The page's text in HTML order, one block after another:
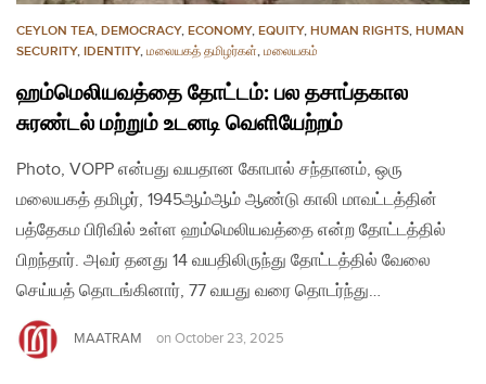
CEYLON TEA, DEMOCRACY, ECONOMY, EQUITY, HUMAN RIGHTS, HUMAN
SECURITY, IDENTITY, மலையகத் தமிழர்கள், மலையகம்
ஹம்மெலியவத்தை தோட்டம்: பல தசாப்தகால
சுரண்டல் மற்றும் உடனடி வெளியேற்றம்
Photo, VOPP என்பது வயதான கோபால் சந்தானம், ஒரு
மலையகத் தமிழர், 1945ஆம்ஆம் ஆண்டு காலி மாவட்டத்தின்
பத்தேகம பிரிவில் உள்ள ஹம்மெலியவத்தை என்ற தோட்டத்தில்
பிறந்தார். அவர் தனது 14 வயதிலிருந்து தோட்டத்தில் வேலை
செய்யத் தொடங்கினார், 77 வயது வரை தொடர்ந்து…
MAATRAM on October 23, 2025